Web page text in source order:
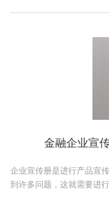
金融企业宣
企业宣传册是进行产品宣
到许多问题，这就需要进